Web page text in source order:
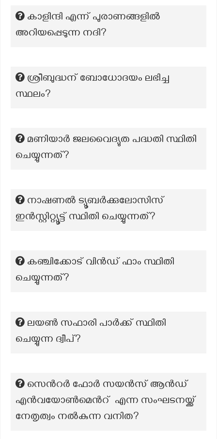
കാളിന്ദി എന്ന് പുരാണങ്ങളിൽ
അറിയപ്പെടുന്ന നദി?
ശ്രീബുദ്ധന് ബോധോദയം ലഭിച്ച
സ്ഥലം?
മണിയാർ ജലവൈദ്യുത പദ്ധതി സ്ഥിതി
ചെയ്യുന്നത്?
നാഷണൽ ട്യൂബർക്കുലോസിസ്
ഇൻസ്റ്റിറ്റ്യൂട്ട് സ്ഥിതി ചെയ്യുന്നത്?
കഞ്ചിക്കോട് വിന്‍ഡ് ഫാം സ്ഥിതി
ചെയ്യുന്നത്?
ലയൺ സഫാരി പാർക്ക് സ്ഥിതി
ചെയ്യുന്ന ദ്വീപ്?
സെൻറർ ഫോർ സയൻസ് ആൻഡ്
എൻവയോൺമെൻറ് എന്ന സംഘടനയ്ക്ക്
നേതൃത്വം നൽകുന്ന വനിത?